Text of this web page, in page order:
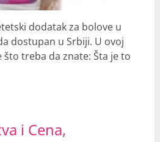
dodatak za bolove u
dostupan u Srbiji. U ovoj
treba da znate: Šta je to
i Cena,